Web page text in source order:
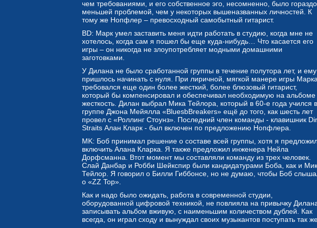
чем требованиями, и его собственное эго, несомненно, было гораздо
меньшей проблемой, чем у некоторых вышеназванных личностей. К
тому же Нопфлер – превосходный самобытный гитарист.
BD: Марк умел заставить меня идти работать в студию, когда мне не
хотелось, когда сам я пошел бы еще куда-нибудь… Что касается его
игры – он никогда не злоупотребляет модными домашними
заготовками.
У Дилана не было сработанной группы в течение полутора лет, и ему
пришлось начинать с нуля. При лиричной, мягкой манере игры Марка
требовался еще один более жесткий, более блюзовый гитарист,
который бы компенсировал и обеспечивал необходимую на альбоме
жесткость. Дилан выбрал Мика Тейлора, который в 60-е года учился в
группе Джона Мейялла «BluesbBreakers» ещё до того, как шесть лет
провел с «Роллинг Стоунз». Последний член команды - клавишник
Straits Алан Кларк - был включен по предложению Нопфлера.
MK: Боб принимал решение о составе всей группы, хотя я
включить Алана Кларка. Я также предложил инженера Нейла
Дорфсманна. Втот момент мы составляли команду из трех человек.
Слай Данбар и Робби Шейкспир были кандидатурами Боба, как и Мик
Тейлор. Я говорил о Билли Гиббонсе, но не думаю, чтобы Боб
о «ZZ Top».
Как и надо было ожидать, работа в современной студии,
оборудованной цифровой техникой, не повлияла на привычку
записывать альбом вживую, с наименьшим количеством дублей. Как
всегда, он играл сходу и вынуждал своих музыкантов поступать так